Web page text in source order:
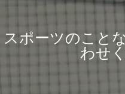
スポーツのこと
わせ